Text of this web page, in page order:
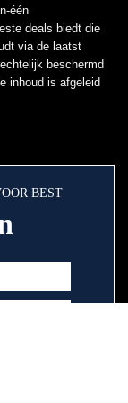
één
deals biedt die
via de laatst
beschermd
inhoud is afgeleid
BEST